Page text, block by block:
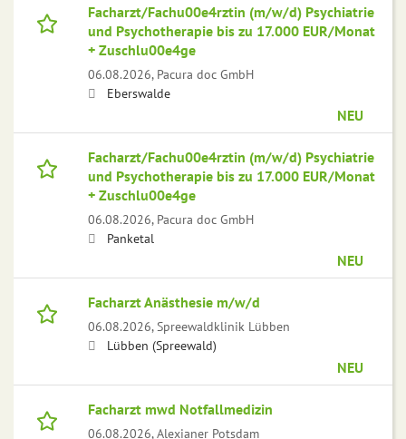
Facharzt/Fachu00e4rztin (m/w/d) Psychiatrie
und Psychotherapie bis zu 17.000 EUR/Monat
+ Zuschlu00e4ge
06.08.2026, Pacura doc GmbH
Eberswalde
NEU
Facharzt/Fachu00e4rztin (m/w/d) Psychiatrie
und Psychotherapie bis zu 17.000 EUR/Monat
+ Zuschlu00e4ge
06.08.2026, Pacura doc GmbH
Panketal
NEU
Facharzt Anästhesie m/w/d
06.08.2026,Spreewaldklinik Lübben
Lübben (Spreewald)
NEU
Facharzt mwd Notfallmedizin
06.08.2026,Alexianer Potsdam